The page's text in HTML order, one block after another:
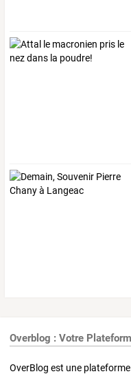
Overblog : Votre
OverBlog est une